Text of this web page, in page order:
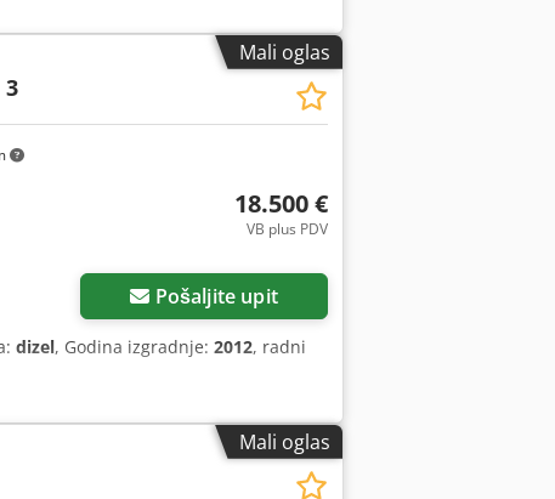
Mali oglas
3
18.500 €
VB plus PDV
Pošaljite upit
dizel, Godina izgradnje: 2012, radni
Mali oglas